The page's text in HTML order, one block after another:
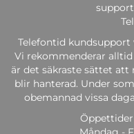
Telefontid kundsupport
Vi rekommenderar
är det säkraste sättet att
blir hanterad. Under
obemannad vissa